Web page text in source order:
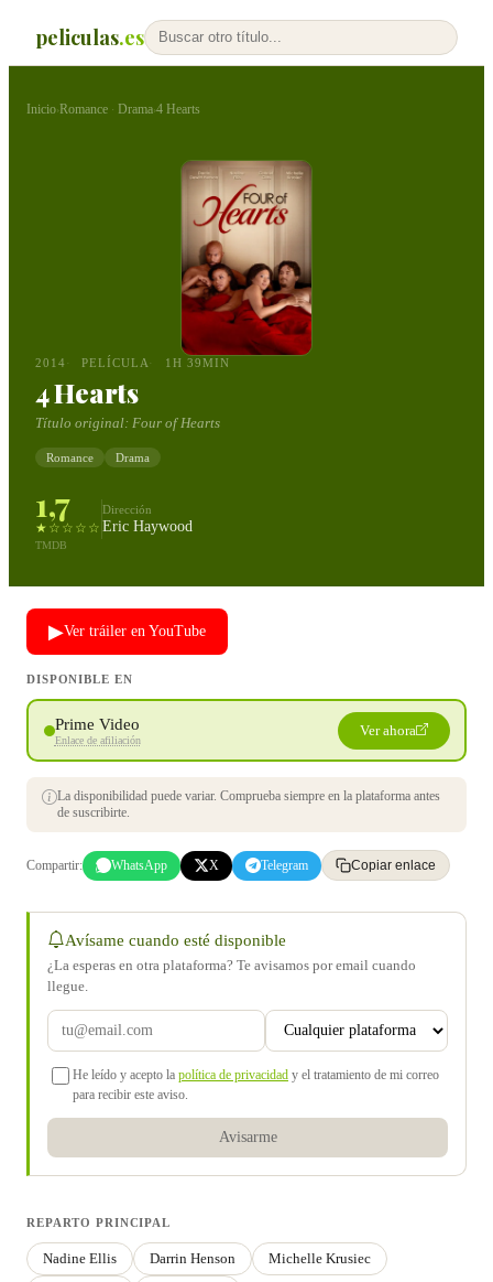
peliculas.es
Inicio›Romance · Drama›4 Hearts
2014 PELÍCULA 1H 39MIN
4 Hearts
Título original: Four of Hearts
Romance Drama
1,7
★☆☆☆☆
TMDB
Dirección
Eric Haywood
▶Ver tráiler en YouTube
DISPONIBLE EN
Prime Video
Enlace de afiliación
Ver ahora
La disponibilidad puede variar. Comprueba siempre en la plataforma antes
de suscribirte.
Compartir: WhatsApp X Telegram Copiar enlace
Avísame cuando esté disponible
¿La esperas en otra plataforma? Te avisamos por email cuando
llegue.
He leído y acepto la política de privacidad y el tratamiento de mi correo
para recibir este aviso.
Avisarme
REPARTO PRINCIPAL
Nadine Ellis Darrin Henson
Michelle Krusiec